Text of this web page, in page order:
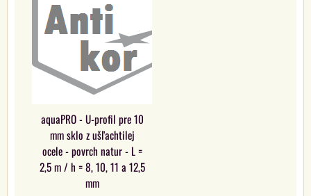
aquaPRO - U-profil pre 10
mm sklo z ušľachtilej
ocele - povrch natur - L =
2,5 m / h = 8, 10, 11 a 12,5
mm